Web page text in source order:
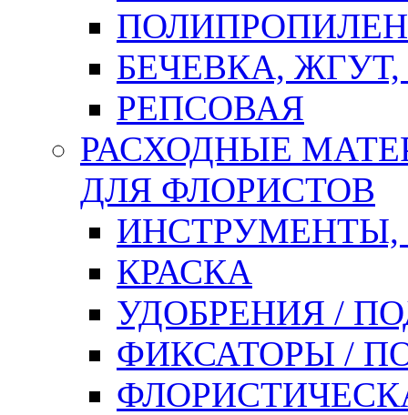
БЕЧЕВКА,
РЕПСОВАЯ
РАСХОДНЫЕ
ДЛЯ ФЛОРИСТОВ
ИНСТРУМЕНТЫ,
КРАСКА
УДОБРЕНИЯ /
ФИКСАТОРЫ /